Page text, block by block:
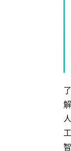
了
解
人
工
智